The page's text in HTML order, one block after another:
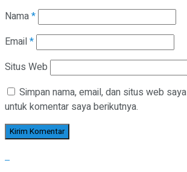
Nama*
Email*
Situs Web
Simpan nama, email, dan situs web
untuk komentar saya berikutnya.